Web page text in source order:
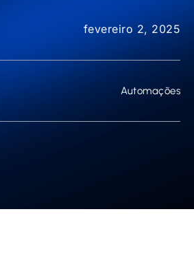
fevereiro 2, 2025
Automações